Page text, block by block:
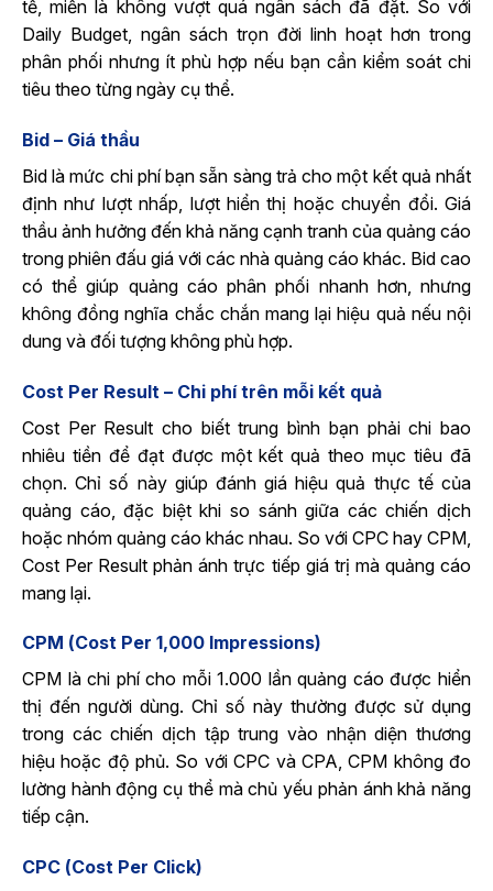
tế, miễn là không vượt quá ngân sách đã đặt. So với
Daily Budget, ngân sách trọn đời linh hoạt hơn trong
phân phối nhưng ít phù hợp nếu bạn cần kiểm soát chi
tiêu theo từng ngày cụ thể.
Bid – Giá thầu
Bid là mức chi phí bạn sẵn sàng trả cho một kết quả nhất
định như lượt nhấp, lượt hiển thị hoặc chuyển đổi. Giá
thầu ảnh hưởng đến khả năng cạnh tranh của quảng cáo
trong phiên đấu giá với các nhà quảng cáo khác. Bid cao
có thể giúp quảng cáo phân phối nhanh hơn, nhưng
không đồng nghĩa chắc chắn mang lại hiệu quả nếu nội
dung và đối tượng không phù hợp.
Cost Per Result – Chi phí trên mỗi kết quả
Cost Per Result cho biết trung bình bạn phải chi bao
nhiêu tiền để đạt được một kết quả theo mục tiêu đã
chọn. Chỉ số này giúp đánh giá hiệu quả thực tế của
quảng cáo, đặc biệt khi so sánh giữa các chiến dịch
hoặc nhóm quảng cáo khác nhau. So với CPC hay CPM,
Cost Per Result phản ánh trực tiếp giá trị mà quảng cáo
mang lại.
CPM (Cost Per 1,000 Impressions)
CPM là chi phí cho mỗi 1.000 lần quảng cáo được hiển
thị đến người dùng. Chỉ số này thường được sử dụng
trong các chiến dịch tập trung vào nhận diện thương
hiệu hoặc độ phủ. So với CPC và CPA, CPM không đo
lường hành động cụ thể mà chủ yếu phản ánh khả năng
tiếp cận.
CPC (Cost Per Click)